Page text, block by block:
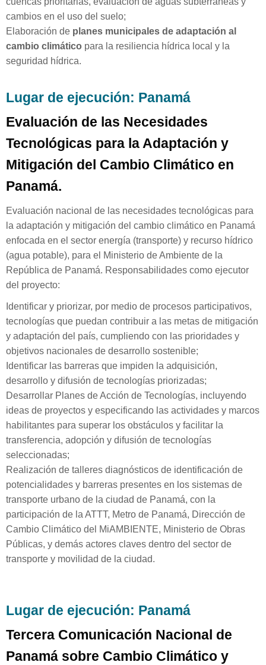
cambios en el uso del suelo;
Elaboración de planes municipales de adaptación al
cambio climático para la resiliencia hídrica local y la
seguridad hídrica.
Lugar de ejecución: Panamá
Evaluación de las Necesidades
Tecnológicas para la Adaptación y
Mitigación del Cambio Climático en
Panamá.
Evaluación nacional de las necesidades tecnológicas para
la adaptación y mitigación del cambio climático en Panamá
enfocada en el sector energía (transporte) y recurso hídrico
(agua potable), para el Ministerio de Ambiente de la
República de Panamá. Responsabilidades como ejecutor
del proyecto:
Identificar y priorizar, por medio de procesos participativos,
tecnologías que puedan contribuir a las metas de mitigación
y adaptación del país, cumpliendo con las prioridades y
objetivos nacionales de desarrollo sostenible;
Identificar las barreras que impiden la adquisición,
desarrollo y difusión de tecnologías priorizadas;
Desarrollar Planes de Acción de Tecnologías, incluyendo
ideas de proyectos y especificando las actividades y marcos
habilitantes para superar los obstáculos y facilitar la
transferencia, adopción y difusión de tecnologías
seleccionadas;
Realización de talleres diagnósticos de identificación de
potencialidades y barreras presentes en los sistemas de
transporte urbano de la ciudad de Panamá, con la
participación de la ATTT, Metro de Panamá, Dirección de
Cambio Climático del MiAMBIENTE, Ministerio de Obras
Públicas, y demás actores claves dentro del sector de
transporte y movilidad de la ciudad.
Lugar de ejecución: Panamá
Tercera Comunicación Nacional de
Panamá sobre Cambio Climático y